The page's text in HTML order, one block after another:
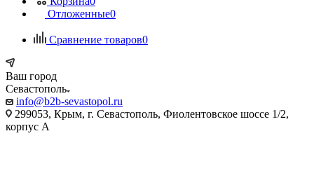
Отложенные0
Сравнение товаров0
Ваш город
Севастополь
info@b2b-sevastopol.ru
299053, Крым, г. Севастополь, Фиолентовское шоссе 1/2,
корпус А